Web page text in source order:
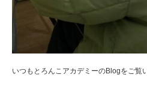
いつもとろんこアカデミーのBlogをご覧